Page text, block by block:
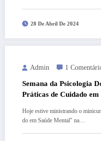
28 De Abril De 2024
Admin 1
Semana da Psicologia
Práticas de Cuidado em
Hoje estive ministrando o
do em Saúde Mental" na…